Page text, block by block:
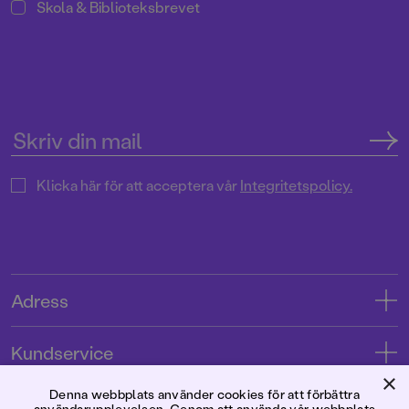
Skola & Biblioteksbrevet
Klicka här för att acceptera vårIntegritetspolicy.
Adress
Kundservice
Kontakta oss
Förlaget
×
Denna webbplats använder cookies för att förbättra